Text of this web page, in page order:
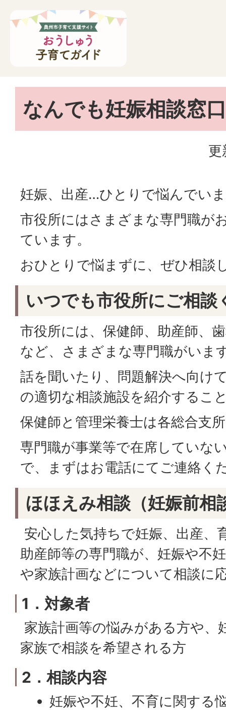
なんでも妊娠相談窓口
更
妊娠、出産…ひとりで悩んでい
市役所にはさまざまな専門職が
ています。
おひとりで悩まずに、ぜひ相談
いつでも市役所にご相談
市役所には、保健師、助産師、
など、さまざまな専門職がいま
話を聞いたり、問題解決へ向け
の適切な相談施設を紹介するこ
保健師と管理栄養士は各総合支
専門職が事業等で在席していな
で、まずはお電話にてご連絡く
ほほえみ相談（妊娠前相
安心した気持ちで妊娠、出産、
助産師等の専門職が、妊娠や不
や家族計画などについて相談に
1．対象者
家族計画等の悩みがある方や、
家族で相談を希望される方
2．相談内容
妊娠や不妊、不育に関する